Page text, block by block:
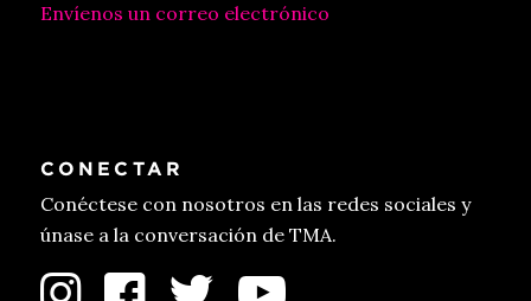
Envíenos un correo electrónico
CONECTAR
Conéctese con nosotros en las redes sociales y
únase a la conversación de TMA.